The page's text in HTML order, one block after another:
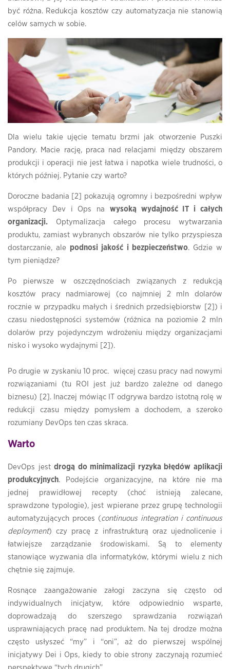
być różna. Redukcja kosztów czy automatyzacja nie stanowią
celów samych w sobie.
Dla wielu takie ujęcie tematu brzmi jak otworzenie Puszki
Pandory. Macie rację, praca nad relacjami między obszarem
produkcji i operacji nie jest łatwa i napotka wiele trudności, o
których później. Pytanie czy warto?
Doroczne badania [2] pokazują ogromny i bezpośredni wpływ
współpracy Dev i Ops na wysoką wydajność IT i całych
organizacji. Optymalizacja całego procesu wytwarzania
produktu, zamiast wybranych obszarów nie tylko przyspiesza
dostarczanie, ale podnosi jakość i bezpieczeństwo. Gdzie w
tym pieniądze?
Po pierwsze w oszczędnościach związanych z redukcją
kosztów pracy nadmiarowej (co najmniej 2 mln dolarów
rocznie w przypadku małych i średnich przedsiębiorstw [2]) i
czasu niedostępności systemów (różnica na poziomie 2 mln
dolarów przy pojedynczym wdrożeniu między organizacjami
nisko i wysoko wydajnymi [2]).
Po drugie w zyskaniu 10 proc. więcej czasu pracy nad nowymi
rozwiązaniami (tu ROI jest już bardzo zależne od danego
biznesu) [2]. Inaczej mówiąc IT odgrywa bardzo istotną rolę w
redukcji czasu między pomysłem a dochodem, a szeroko
rozumiany DevOps ten czas skraca.
Warto
DevOps jestdrogą do minimalizacji ryzyka błędów aplikacji
produkcyjnych. Podejście organizacyjne, na które nie ma
jednej prawidłowej recepty (choć istnieją zalecane,
sprawdzone typologie), jest wpierane przez grupę technologii
automatyzujących proces (continuous integration i continuous
deployment) czy pracę z infrastrukturą oraz ujednolicenie i
łatwiejsze zarządzanie środowiskami. Są to elementy
stanowiące wyzwania dla informatyków, którymi wielu z nich
chętnie się zajmuje.
Rosnące zaangażowanie załogi zaczyna się często od
indywidualnych inicjatyw, które odpowiednio wsparte,
doprowadzają do szerszego sprawdzania rozwiązań
usprawniających pracę nad produktem. Na tej drodze można
często usłyszeć “my” i “oni”, aż do pierwszej wspólnej
inicjatywy Dei i Ops, kiedy to obie strony zaczynają rozumieć